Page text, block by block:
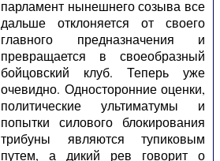
парламент нынешнего созыва все
дальше отклоняется от своего
главного предназначения и
превращается в своеобразный
бойцовский клуб. Теперь уже
очевидно. Односторонние оценки,
политические ультиматумы и
попытки силового блокирования
трибуны являются тупиковым
путем, а дикий рев говорит о